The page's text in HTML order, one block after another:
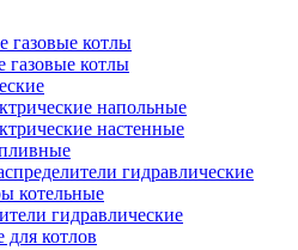
газовые котлы
газовые котлы
напольные
настенные
гидравлические
котельные
гидравлические
котлов